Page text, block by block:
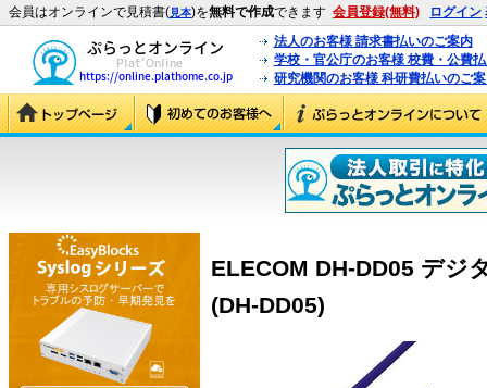
会員はオンラインで見積書(見本)を無料で作成できます 会員登録(無料) ログイン
法人のお客様 請求書払いのご案内
学校・官公庁のお客様 校費・公費
研究機関のお客様 科研費払いのご
ELECOM DH-DD05 デジ
(DH-DD05)